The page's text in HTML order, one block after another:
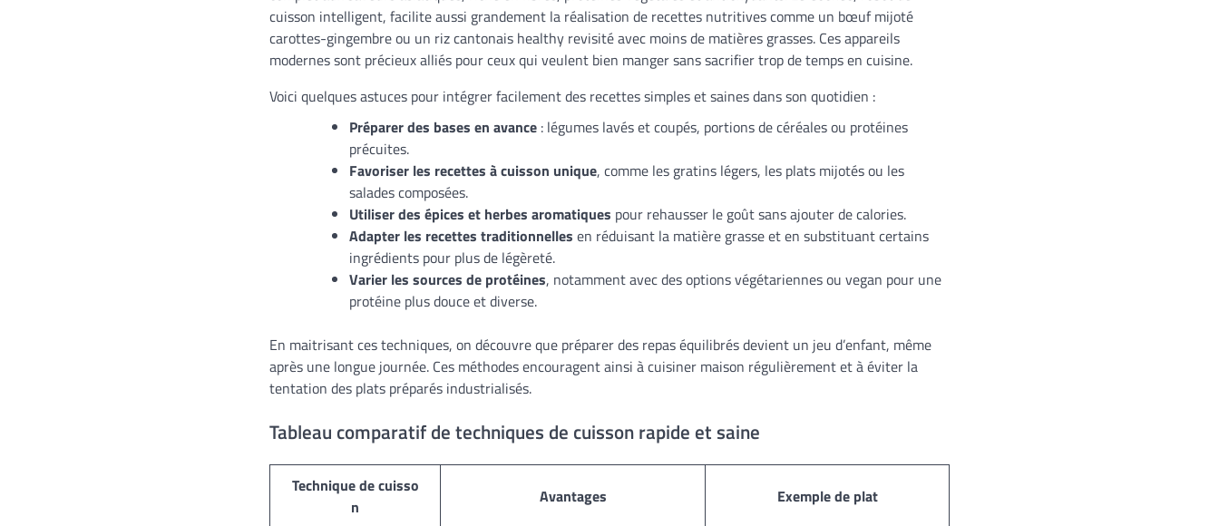
cuisson intelligent, facilite aussi grandement la réalisation de recettes nutritives comme un bœuf mijoté
carottes-gingembre ou un riz cantonais healthy revisité avec moins de matières grasses. Ces appareils
modernes sont précieux alliés pour ceux qui veulent bien manger sans sacrifier trop de temps en cuisine.
Voici quelques astuces pour intégrer facilement des recettes simples et saines dans son quotidien :
Préparer des bases en avance : légumes lavés et coupés, portions de céréales ou protéines
précuites.
Favoriser les recettes à cuisson unique, comme les gratins légers, les plats mijotés ou les
salades composées.
Utiliser des épices et herbes aromatiques pour rehausser le goût sans ajouter de calories.
Adapter les recettes traditionnelles en réduisant la matière grasse et en substituant certains
ingrédients pour plus de légèreté.
Varier les sources de protéines, notamment avec des options végétariennes ou vegan pour une
protéine plus douce et diverse.
En maitrisant ces techniques, on découvre que préparer des repas équilibrés devient un jeu d’enfant, même
après une longue journée. Ces méthodes encouragent ainsi à cuisiner maison régulièrement et à éviter la
tentation des plats préparés industrialisés.
Tableau comparatif de techniques de cuisson rapide et saine
Technique de cuisso
n
Avantages Exemple de plat